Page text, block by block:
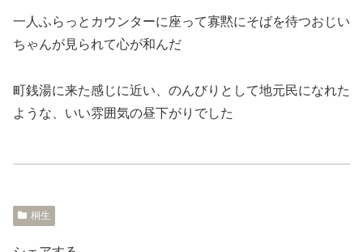
一人ふらっとカウンターに座って寡黙にそばを待つおじい
ちゃんが見られて心が和んだ
町銭湯に来た感じに近い、のんびりとして地元民になれた
ような、いい雰囲気の昼下がりでした
桐生